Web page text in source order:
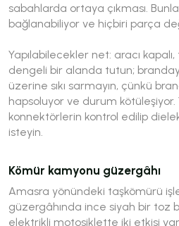
sabahlarda ortaya çıkması.
bağlanabiliyor ve hiçbiri parça
Yapılabilecekler net: aracı kapalı,
dengeli bir alanda tutun;
üzerine sıkı sarmayın, çünkü
hapsoluyor ve durum kötüleşiyor.
konnektörlerin kontrol edilip
isteyin.
Kömür kamyonu güzergâhı
Amasra yönündeki taşkömürü
güzergâhında ince siyah bir toz
elektrikli motosiklette iki etkisi var.